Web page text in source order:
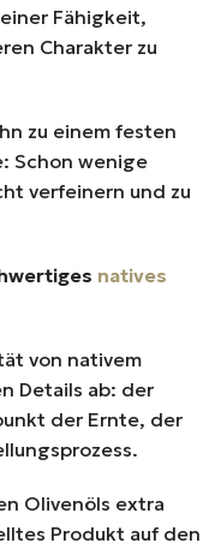
Fähigkeit,
Charakter zu
zu einem festen
Schon wenige
verfeinern und zu
natives
von nativem
Details ab: der
der Ernte, der
Olivenöls extra
Produkt auf den